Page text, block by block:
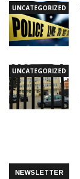
UNCATEGORIZED
UNCATEGORIZED
NEWSLETTER